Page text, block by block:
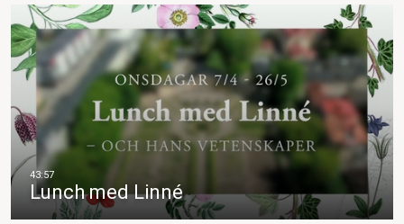
Lunch med Linné